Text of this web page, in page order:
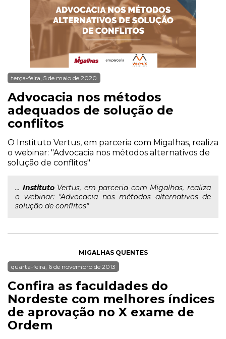
terça-feira, 5 de maio de 2020
Advocacia nos métodos
adequados de solução de
conflitos
O Instituto Vertus, em parceria com Migalhas, realiza
o webinar: "Advocacia nos métodos alternativos de
solução de conflitos"
... InstitutoVertus, em parceria com Migalhas, realiza
o webinar: "Advocacia nos métodos alternativos de
solução de conflitos"
MIGALHAS QUENTES
quarta-feira, 6 de novembro de 2013
Confira as faculdades do
Nordeste com melhores índices
de aprovação no X exame de
Ordem